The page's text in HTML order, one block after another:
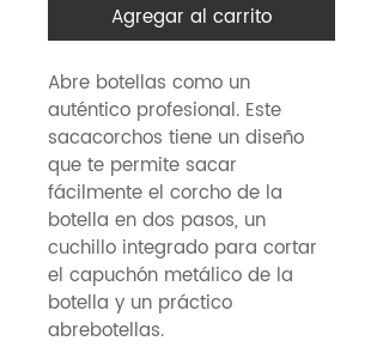
Agregar al carrito
Abre botellas como un
auténtico profesional. Este
sacacorchos tiene un diseño
que te permite sacar
fácilmente el corcho de la
botella en dos pasos, un
cuchillo integrado para cortar
el capuchón metálico de la
botella y un práctico
abrebotellas.